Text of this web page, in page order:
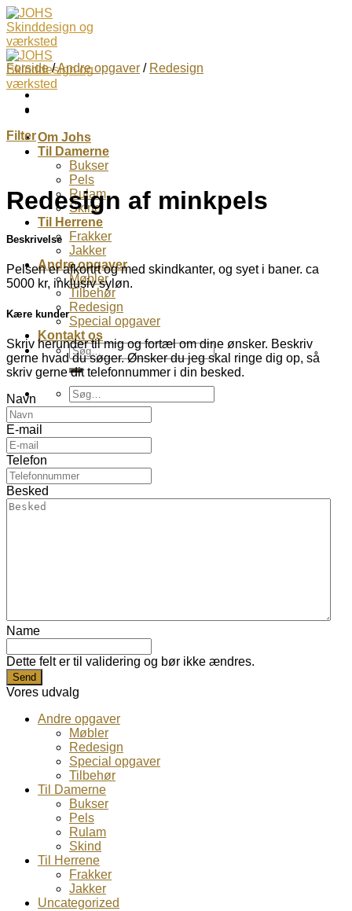
Skip
to
content
Om Johs
Til Damerne
Bukser
Pels
Rulam
Skind
Til Herrene
Frakker
Jakker
Andre opgaver
Møbler
Tilbehør
Redesign
Special opgaver
Kontakt os
Søg
efter:
Søg
efter:
Forside /Andre opgaver / Redesign
Filter
Redesign af minkpels
Beskrivelse
Pelsen er afkortrt og med skindkanter, og syet i baner. ca
5000 kr, inklusiv syløn.
Kære kunder
Skriv herunder til mig og fortæl om dine ønsker. Beskriv
gerne hvad du søger. Ønsker du jeg skal ringe dig op, så
skriv gerne dit telefonnummer i din besked.
Navn
E-mail
Telefon
Besked
Name
Dette felt er til validering og bør ikke ændres.
Vores udvalg
Andre opgaver
Møbler
Redesign
Special opgaver
Tilbehør
Til Damerne
Bukser
Pels
Rulam
Skind
Til Herrene
Frakker
Jakker
Uncategorized